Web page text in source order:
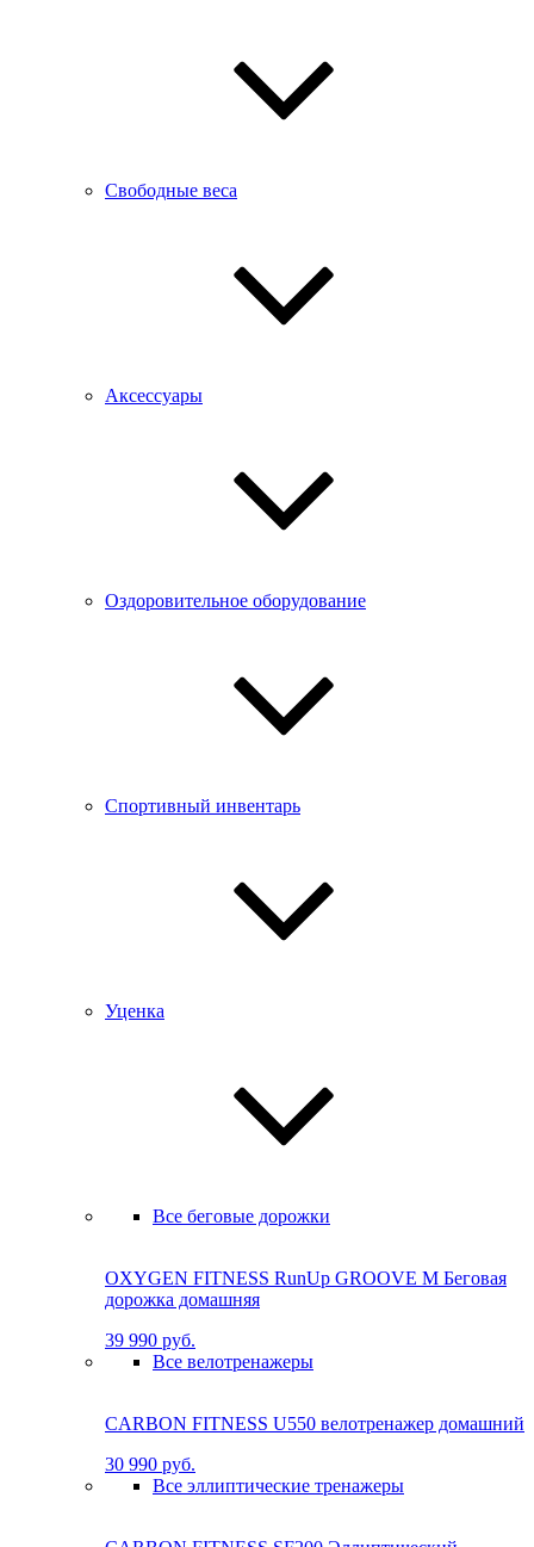
Свободные веса
Аксессуары
Оздоровительное оборудование
Спортивный инвентарь
Уценка
Все беговые дорожки
OXYGEN FITNESS RunUp GROOVE M Бе­го­вая
до­рож­ка до­маш­няя
39 990 руб.
Все велотренажеры
CARBON FITNESS U550 велотренажер домашний
30 990 руб.
Все эллиптические тренажеры